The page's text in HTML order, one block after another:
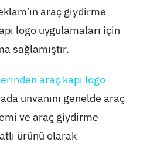
araç giydirme
logo uygulamaları için
sağlamıştır.
araç kapı logo
unvanını genelde araç
ve araç giydirme
ürünü olarak